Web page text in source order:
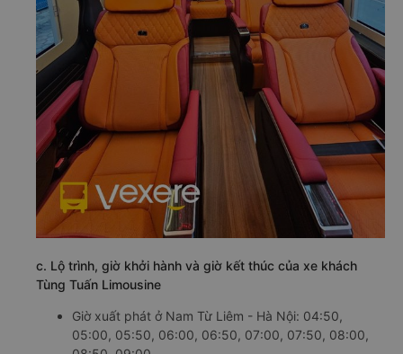
c. Lộ trình, giờ khởi hành và giờ kết thúc của xe khách
Tùng Tuấn Limousine
Giờ xuất phát ở Nam Từ Liêm - Hà Nội: 04:50,
05:00, 05:50, 06:00, 06:50, 07:00, 07:50, 08:00,